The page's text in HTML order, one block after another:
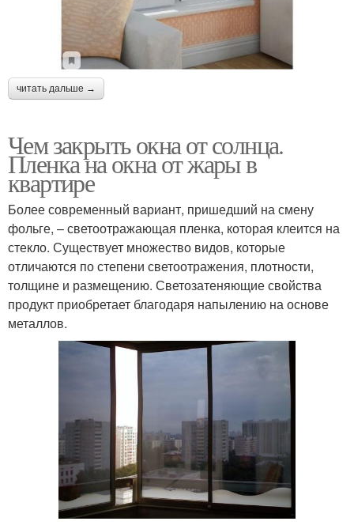
читать дальше →
Чем закрыть окна от солнца.
Пленка на окна от жары в
квартире
Более современный вариант, пришедший на смену
фольге, – светоотражающая пленка, которая клеится на
стекло. Существует множество видов, которые
отличаются по степени светоотражения, плотности,
толщине и размещению. Светозатеняющие свойства
продукт приобретает благодаря напылению на основе
металлов.